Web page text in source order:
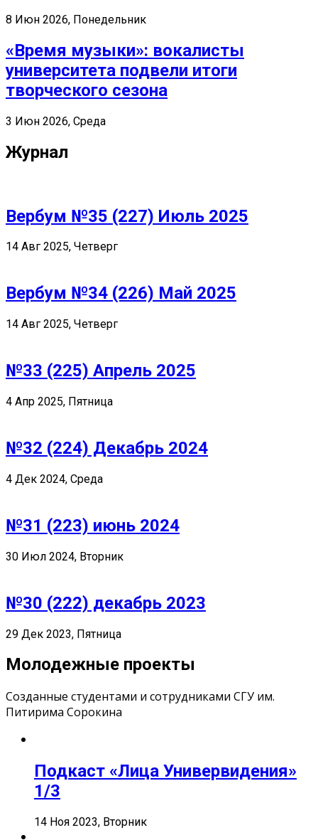
8 Июн 2026, Понедельник
«Время музыки»: вокалисты
университета подвели итоги
творческого сезона
3 Июн 2026, Среда
Журнал
Вербум №35 (227) Июль 2025
14 Авг 2025, Четверг
Вербум №34 (226) Май 2025
14 Авг 2025, Четверг
№33 (225) Апрель 2025
4 Апр 2025, Пятница
№32 (224) Декабрь 2024
4 Дек 2024, Среда
№31 (223) июнь 2024
30 Июл 2024, Вторник
№30 (222) декабрь 2023
29 Дек 2023, Пятница
Молодежные проекты
Созданные студентами и сотрудниками СГУ им.
Питирима Сорокина
Подкаст «Лица Универвидения»
1/3
14 Ноя 2023, Вторник